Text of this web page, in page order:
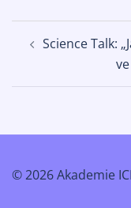
Science Talk:
© 2026 Akademie